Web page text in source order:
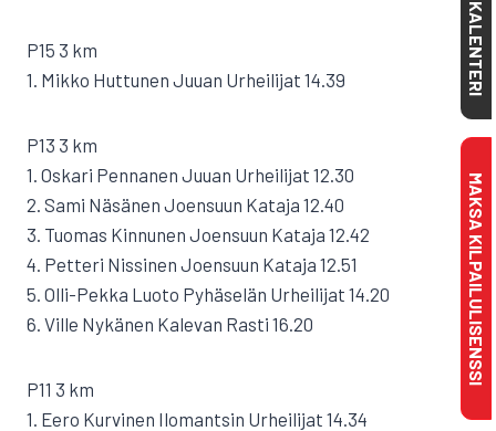
P15 3 km
1. Mikko Huttunen Juuan Urheilijat 14.39
P13 3 km
1. Oskari Pennanen Juuan Urheilijat 12.30
2. Sami Näsänen Joensuun Kataja 12.40
3. Tuomas Kinnunen Joensuun Kataja 12.42
4. Petteri Nissinen Joensuun Kataja 12.51
5. Olli-Pekka Luoto Pyhäselän Urheilijat 14.20
6. Ville Nykänen Kalevan Rasti 16.20
P11 3 km
1. Eero Kurvinen Ilomantsin Urheilijat 14.34
KALENTERI
MAKSA KILPAILULISENSSI